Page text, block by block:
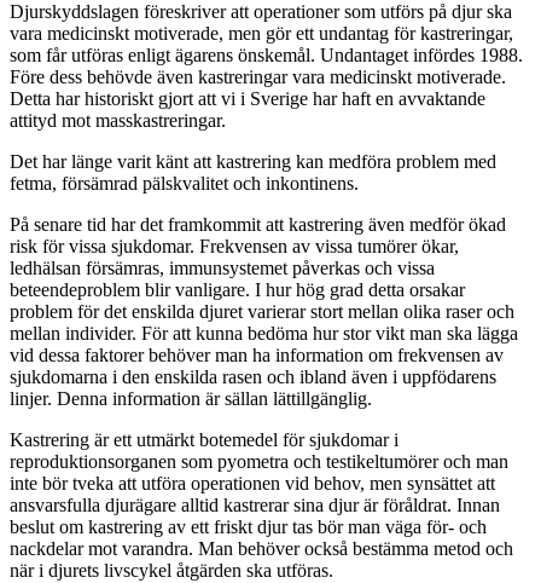
Djurskyddslagen föreskriver att operationer som utförs på djur ska
vara medicinskt motiverade, men gör ett undantag för kastreringar,
som får utföras enligt ägarens önskemål. Undantaget infördes 1988.
Före dess behövde även kastreringar vara medicinskt motiverade.
Detta har historiskt gjort att vi i Sverige har haft en avvaktande
attityd mot masskastreringar.
Det har länge varit känt att kastrering kan medföra problem med
fetma, försämrad pälskvalitet och inkontinens.
På senare tid har det framkommit att kastrering även medför ökad
risk för vissa sjukdomar. Frekvensen av vissa tumörer ökar,
ledhälsan försämras, immunsystemet påverkas och vissa
beteendeproblem blir vanligare. I hur hög grad detta orsakar
problem för det enskilda djuret varierar stort mellan olika raser och
mellan individer. För att kunna bedöma hur stor vikt man ska lägga
vid dessa faktorer behöver man ha information om frekvensen av
sjukdomarna i den enskilda rasen och ibland även i uppfödarens
linjer. Denna information är sällan lättillgänglig.
Kastrering är ett utmärkt botemedel för sjukdomar i
reproduktionsorganen som pyometra och testikeltumörer och man
inte bör tveka att utföra operationen vid behov, men synsättet att
ansvarsfulla djurägare alltid kastrerar sina djur är föråldrat. Innan
beslut om kastrering av ett friskt djur tas bör man väga för- och
nackdelar mot varandra. Man behöver också bestämma metod och
när i djurets livscykel åtgärden ska utföras.